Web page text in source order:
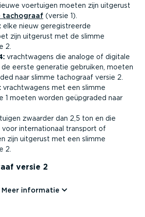
voertuigen moeten zijn uitgerust
tachograaf (versie 1).
elke nieuw geregi­streerde
zijn uitgerust met de slimme
2.
vracht­wagens die analoge of digitale
eerste generatie gebruiken, moeten
naar slimme tachograaf versie 2.
vracht­wagens met een slimme
1 moeten worden geüpgraded naar
zwaarder dan 2,5 ton en die
inter­na­ti­onaal transport of
zijn uitgerust met een slimme
2.
versie 2
Meer informatie